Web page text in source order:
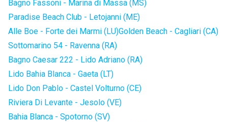
Bagno Fassoni - Marina di Massa (MS)
Paradise Beach Club - Letojanni (ME)
Alle Boe - Forte dei Marmi (LU)Golden Beach - Cagliari (CA)
Sottomarino 54 - Ravenna (RA)
Bagno Caesar 222 - Lido Adriano (RA)
Lido Bahia Blanca - Gaeta (LT)
Lido Don Pablo - Castel Volturno (CE)
Riviera Di Levante - Jesolo (VE)
Bahia Blanca - Spotorno (SV)